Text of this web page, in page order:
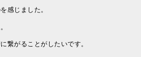
感じました。
繋がることがしたいです。